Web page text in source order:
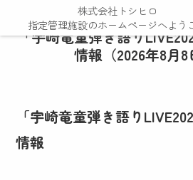
「宇崎竜童弾き語り
情報（2026年8月8
「宇崎竜童弾き語り
情報
株式会社トシヒロ
指定管理施設のホームページへよう